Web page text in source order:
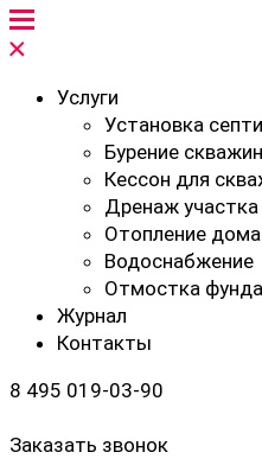
Услуги
Установка
Бурение
Кессон для
Дренаж участка
Отопление дома
Водоснабжение
Отмостка
Журнал
Контакты
8 495 019-03-90
Заказать звонок